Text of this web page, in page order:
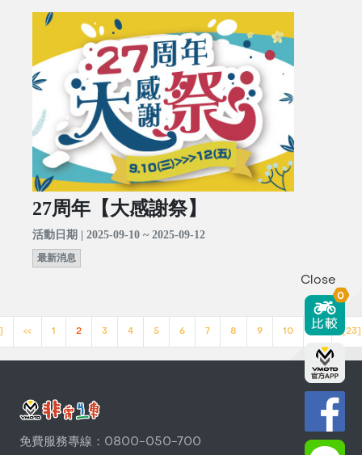
27周年【大感謝祭】
活動日期 | 2025-09-10 ~ 2025-09-12
最新消息
<< 1 2 3 4 5 6 7 8 9 10 >> [23]
免費服務專線：0800-050-700
Close
0